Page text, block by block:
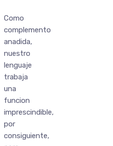
Como
complemento
anadida,
nuestro
lenguaje
trabaja
una
funcion
imprescindible,
por
consiguiente,